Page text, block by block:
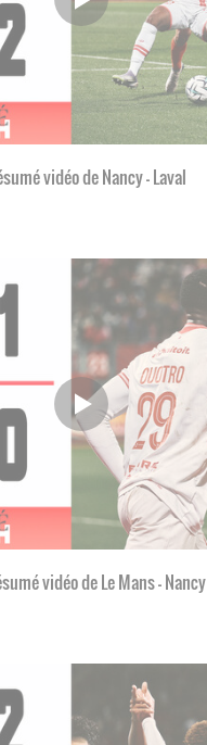
vidéo de Nancy - Laval
vidéo de Le Mans - Nancy